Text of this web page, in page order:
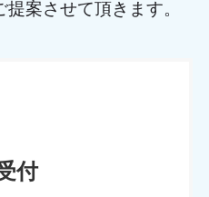
案させて頂きます。
付